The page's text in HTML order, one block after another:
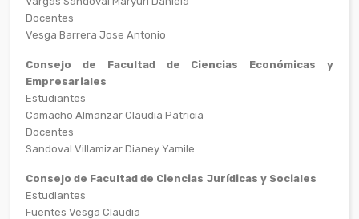
Docentes
Vesga Barrera Jose Antonio
Consejo de Facultad de Ciencias Económicas y
Empresariales
Estudiantes
Camacho Almanzar Claudia Patricia
Docentes
Sandoval Villamizar Dianey Yamile
Consejo de Facultad de Ciencias Jurídicas y Sociales
Estudiantes
Fuentes Vesga Claudia